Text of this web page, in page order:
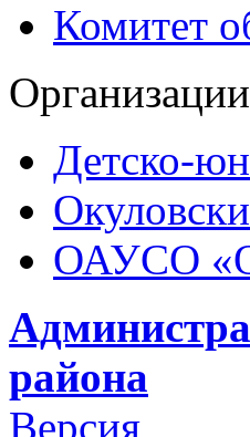
Комитет
Организации
Детско-
ОАУСО
района
Версия